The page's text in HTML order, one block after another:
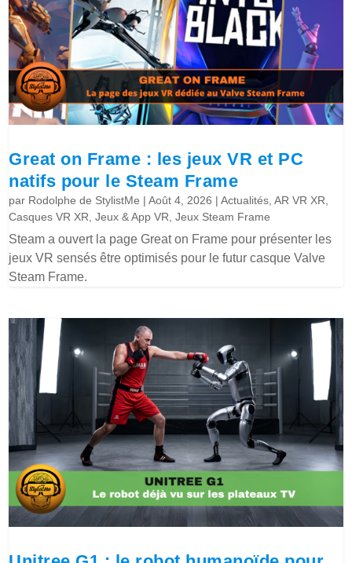
Great on Frame : les jeux VR et PC
natifs pour le Steam Frame
par Rodolphe de StylistMe |Août 4, 2026 |Actualités ,AR VR XR
Casques VR XR ,Jeux & App VR ,Jeux Steam Frame
Steam a ouvert la page Great on Frame pour présenter les
jeux VR sensés être optimisés pour le futur casque Valve
Steam Frame.